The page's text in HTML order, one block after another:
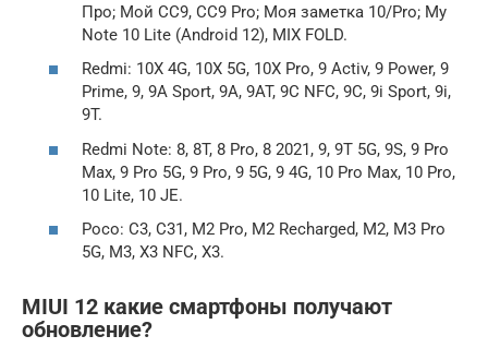
Про; Мой CC9, CC9 Pro; Моя заметка 10/Pro; My
Note 10 Lite (Android 12), MIX FOLD.
Redmi: 10X 4G, 10X 5G, 10X Pro, 9 Activ, 9 Power, 9
Prime, 9, 9A Sport, 9A, 9AT, 9C NFC, 9C, 9i Sport, 9i,
9T.
Redmi Note: 8, 8T, 8 Pro, 8 2021, 9, 9T 5G, 9S, 9 Pro
Max, 9 Pro 5G, 9 Pro, 9 5G, 9 4G, 10 Pro Max, 10 Pro,
10 Lite, 10 JE.
Poco: C3, C31, M2 Pro, M2 Recharged, M2, M3 Pro
5G, M3, X3 NFC, X3.
MIUI 12 какие смартфоны получают
обновление?